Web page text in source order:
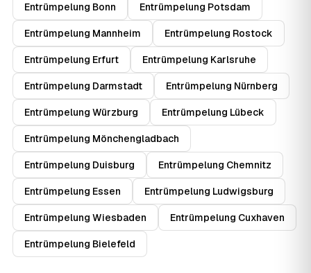
Entrümpelung Bonn Entrümpelung Potsdam
Entrümpelung Mannheim Entrümpelung Rostock
Entrümpelung Erfurt Entrümpelung Karlsruhe
Entrümpelung Darmstadt Entrümpelung Nürnberg
Entrümpelung Würzburg Entrümpelung Lübeck
Entrümpelung Mönchengladbach
Entrümpelung Duisburg Entrümpelung Chemnitz
Entrümpelung Essen Entrümpelung Ludwigsburg
Entrümpelung Wiesbaden Entrümpelung Cuxhaven
Entrümpelung Bielefeld